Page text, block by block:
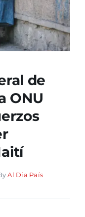
de
ONU
Al Día País